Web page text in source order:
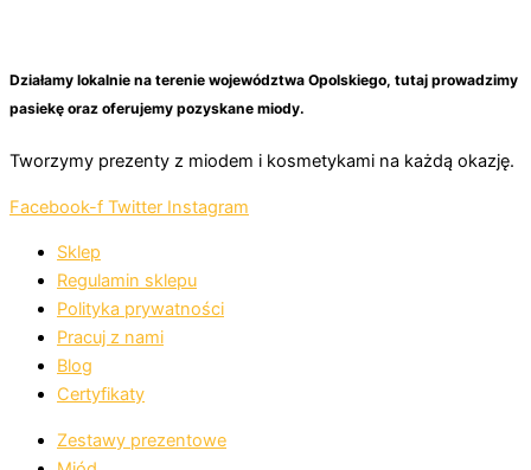
Działamy lokalnie na terenie województwa Opolskiego, tutaj prowadzimy
pasiekę oraz oferujemy pozyskane miody.
Tworzymy prezenty z miodem i kosmetykami na każdą okazję.
Facebook-f Twitter Instagram
Sklep
Regulamin sklepu
Polityka prywatności
Pracuj z nami
Blog
Certyfikaty
Zestawy prezentowe